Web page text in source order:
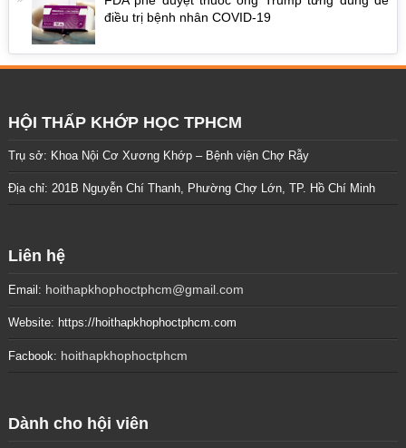
điều trị bệnh nhân COVID-19
HỘI THẤP KHỚP HỌC TPHCM
Trụ sở: Khoa Nội Cơ Xương Khớp – Bệnh viện Chợ Rẫy
Địa chỉ: 201B Nguyễn Chí Thanh, Phường Chợ Lớn, TP. Hồ Chí Minh
Liên hệ
Email: hoithapkhophoctphcm@gmail.com
Website: https://hoithapkhophoctphcm.com
Facbook: hoithapkhophoctphcm
Dành cho hội viên